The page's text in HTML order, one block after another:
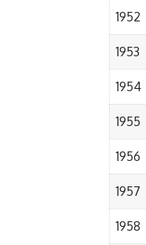
1952
1953
1954
1955
1956
1957
1958